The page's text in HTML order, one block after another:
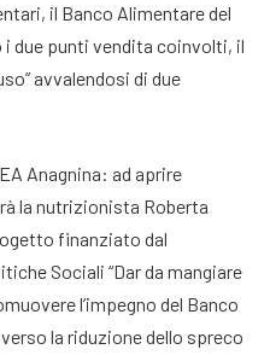
il Banco Alimentare del
due punti vendita coinvolti, il
avvalendosi di due
Anagnina: ad aprire
la nutrizionista Roberta
finanziato dal
Sociali “Dar da mangiare
l’impegno del Banco
la riduzione dello spreco